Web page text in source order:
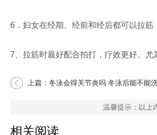
6．妇女在经期、经前和经后都可以拉
7、拉筋时最好配合拍打，疗效更好。
上篇： 冬泳会得关节炎吗 冬泳后能不能
温馨提示：以上
相关阅读